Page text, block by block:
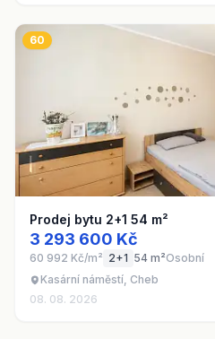
60
Prodej bytu 2+1 54 m²
3 293 600 Kč
60 992 Kč/m² 2+1 54 m²Osobní
Kasární náměstí, Cheb
08. 08. 2026